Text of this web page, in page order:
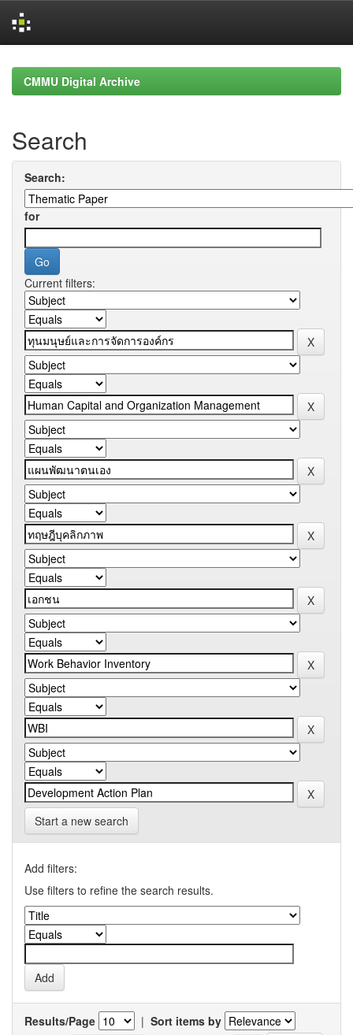
navigationCMMU Digital Archive
Search
Search:
for
Current filters:
Start a new search
Add filters:
Use filters to refine the search results.
Results/Page | Sort items by